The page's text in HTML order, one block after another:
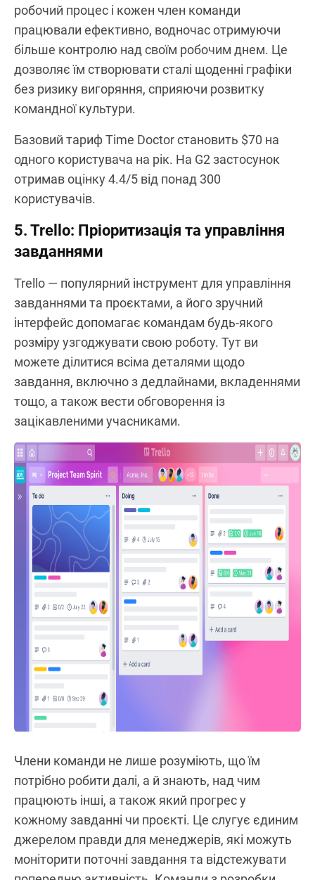
робочий процес і кожен член команди
працювали ефективно, водночас отримуючи
більше контролю над своїм робочим днем. Це
дозволяє їм створювати сталі щоденні графіки
без ризику вигоряння, сприяючи розвитку
командної культури.
Базовий тариф Time Doctor становить $70 на
одного користувача на рік. На G2 застосунок
отримав оцінку 4.4/5 від понад 300
користувачів.
5. Trello: Пріоритизація та управління
завданнями
Trello — популярний інструмент для управління
завданнями та проєктами, а його зручний
інтерфейс допомагає командам будь-якого
розміру узгоджувати свою роботу. Тут ви
можете ділитися всіма деталями щодо
завдання, включно з дедлайнами, вкладеннями
тощо, а також вести обговорення із
зацікавленими учасниками.
Члени команди не лише розуміють, що їм
потрібно робити далі, а й знають, над чим
працюють інші, а також який прогрес у
кожному завданні чи проєкті. Це слугує єдиним
джерелом правди для менеджерів, які можуть
моніторити поточні завдання та відстежувати